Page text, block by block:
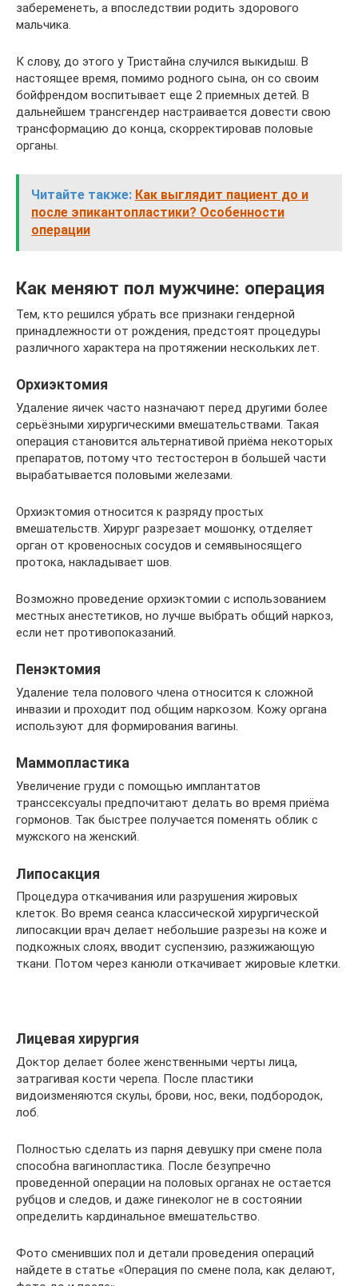
забеременеть, а впоследствии родить здорового
мальчика.
К слову, до этого у Тристайна случился выкидыш. В
настоящее время, помимо родного сына, он со своим
бойфрендом воспитывает еще 2 приемных детей. В
дальнейшем трансгендер настраивается довести свою
трансформацию до конца, скорректировав половые
органы.
Читайте также: Как выглядит пациент до и
после эпикантопластики? Особенности
операции
Как меняют пол мужчине: операция
Тем, кто решился убрать все признаки гендерной
принадлежности от рождения, предстоят процедуры
различного характера на протяжении нескольких лет.
Орхиэктомия
Удаление яичек часто назначают перед другими более
серьёзными хирургическими вмешательствами. Такая
операция становится альтернативой приёма некоторых
препаратов, потому что тестостерон в большей части
вырабатывается половыми железами.
Орхиэктомия относится к разряду простых
вмешательств. Хирург разрезает мошонку, отделяет
орган от кровеносных сосудов и семявыносящего
протока, накладывает шов.
Возможно проведение орхиэктомии с использованием
местных анестетиков, но лучше выбрать общий наркоз,
если нет противопоказаний.
Пенэктомия
Удаление тела полового члена относится к сложной
инвазии и проходит под общим наркозом. Кожу органа
используют для формирования вагины.
Маммопластика
Увеличение груди с помощью имплантатов
транссексуалы предпочитают делать во время приёма
гормонов. Так быстрее получается поменять облик с
мужского на женский.
Липосакция
Процедура откачивания или разрушения жировых
клеток. Во время сеанса классической хирургической
липосакции врач делает небольшие разрезы на коже и
подкожных слоях, вводит суспензию, разжижающую
ткани. Потом через канюли откачивает жировые клетки.
Лицевая хирургия
Доктор делает более женственными черты лица,
затрагивая кости черепа. После пластики
видоизменяются скулы, брови, нос, веки, подбородок,
лоб.
Полностью сделать из парня девушку при смене пола
способна вагинопластика. После безупречно
проведенной операции на половых органах не остается
рубцов и следов, и даже гинеколог не в состоянии
определить кардинальное вмешательство.
Фото сменивших пол и детали проведения операций
найдете в статье «Операция по смене пола, как делают,